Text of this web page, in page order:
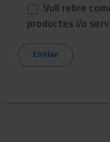
Vull rebre
productes i/o